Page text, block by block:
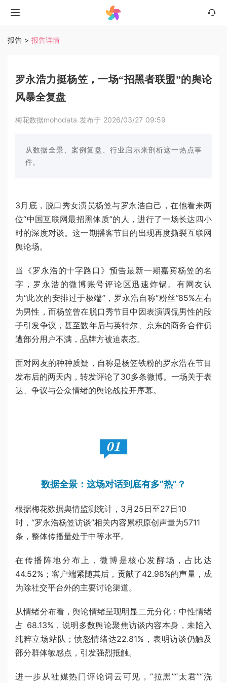
报告 > 报告详情
罗永浩力挺杨笠，一场“招黑者联盟”的舆论
风暴全复盘
梅花数据mohodata 发布于 2026/03/27 09:59
从数据全景、案例复盘、行业启示来剖析这一热点事
件。
3月底，脱口秀女演员杨笠与罗永浩自己，在他看来两
位“中国互联网最招黑体质”的人，进行了一场长达四小
时的深度对谈。这一期播客节目的出现再度撕裂互联网
舆论场。
当《罗永浩的十字路口》预告最新一期嘉宾杨笠的名
字，罗永浩的微博账号评论区迅速炸锅。有网友认
为“此次的安排过于极端”，罗永浩自称“粉丝”85%左右
为男性，而杨笠曾在脱口秀节目中因表演调侃男性的段
子引发争议，甚至数年后与英特尔、京东的商务合作仍
遭部分用户不满，品牌方被迫表态。
面对网友的种种质疑，自称是杨笠铁粉的罗永浩在节目
发布后的两天内，转发评论了30多条微博。一场关于表
达、争议与公众情绪的舆论战拉开序幕。
数据全景：这场对话到底有多“热”？
根据梅花数据舆情监测统计，3月25日至27日10
时，“罗永浩杨笠访谈”相关内容累积原创声量为5711
条，整体传播量处于中等水平。
在传播阵地分布上，微博是核心发酵场，占比达
44.52%；客户端紧随其后，贡献了42.98%的声量，成
为除社交平台外的主要讨论渠道。
从情绪分布看，舆论情绪呈现明显二元分化：中性情绪
占 68.13%，说明多数舆论聚焦访谈内容本身，未陷入
纯粹立场站队；愤怒情绪达22.81%，表明访谈仍触及
部分群体敏感点，引发强烈抵触。
进一步从社媒热门评论词云可见，“拉黑”“太君”“洗